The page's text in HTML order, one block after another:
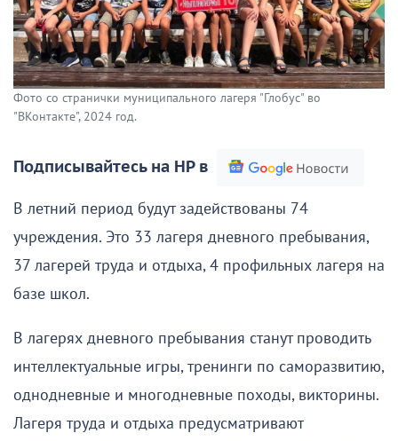
Фото со странички муниципального лагеря "Глобус" во
"ВКонтакте", 2024 год.
Подписывайтесь на НР в
В летний период будут задействованы 74
учреждения. Это 33 лагеря дневного пребывания,
37 лагерей труда и отдыха, 4 профильных лагеря на
базе школ.
В лагерях дневного пребывания станут проводить
интеллектуальные игры, тренинги по саморазвитию,
однодневные и многодневные походы, викторины.
Лагеря труда и отдыха предусматривают